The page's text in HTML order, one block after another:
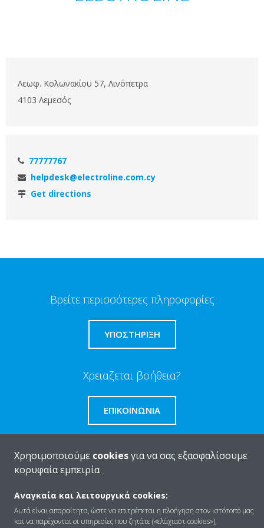
Λεωφ. Κολωνακίου 57, Λινόπετρα
4103 Λεμεσός
77777767
helpdesk@electroline.com.cy
Get directions
Βρείτε περισσότερες πληροφορίες
ΥΠΟΣΤΗΡΙΞΗ
Χρειαζεται βοήθεια?
ΕΠΙΚΟΙΝΩΝΊΑ
Χρησιμοποιούμε cookiesγια να σας εξασφαλίσουμε
κορυφαία εμπειρία
Αναγκαία και λειτουργικά cookies:
Αυτά είναι απαραίτητα, ώστε να επιτρέπεται η πλοήγηση στον ιστότοπό μας
και να παρέχονται οι υπηρεσίες που ζητάτε («ελάχιαστ cookies»),